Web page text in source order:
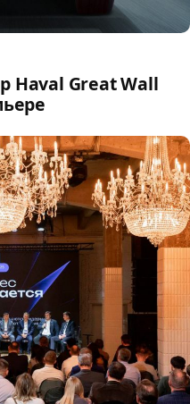
Haval Great Wall